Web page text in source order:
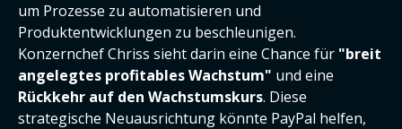
um Prozesse zu automatisieren und
Produktentwicklungen zu beschleunigen.
Konzernchef Chriss sieht darin eine Chance für "breit
angelegtes profitables Wachstum" und eine
Rückkehr auf den Wachstumskurs. Diese
strategische Neuausrichtung könnte PayPal helfen,